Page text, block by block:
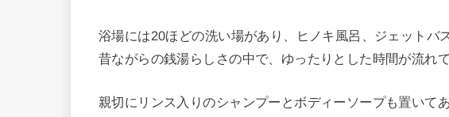
浴場には20ほどの洗い場があり、ヒノキ風呂、ジェットバ
昔ながらの銭湯らしさの中で、ゆったりとした時間が流れて
親切にリンス入りのシャンプーとボディーソープも置いてあ